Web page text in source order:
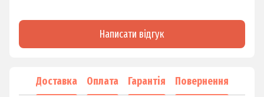
Написати відгук
Доставка Оплата Гарантія Повернення